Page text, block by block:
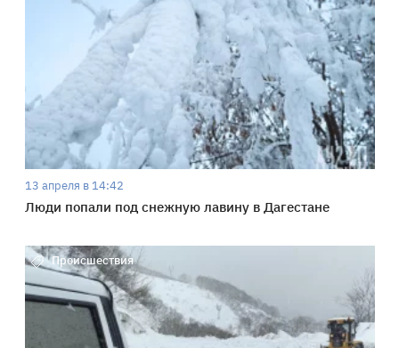
13 апреля в 14:42
Люди попали под снежную лавину в Дагестане
Происшествия